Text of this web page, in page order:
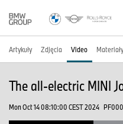
Artykuły Zdjęcia Video
The all-electric MINI
Mon Oct 14 08:10:00 CEST 2024